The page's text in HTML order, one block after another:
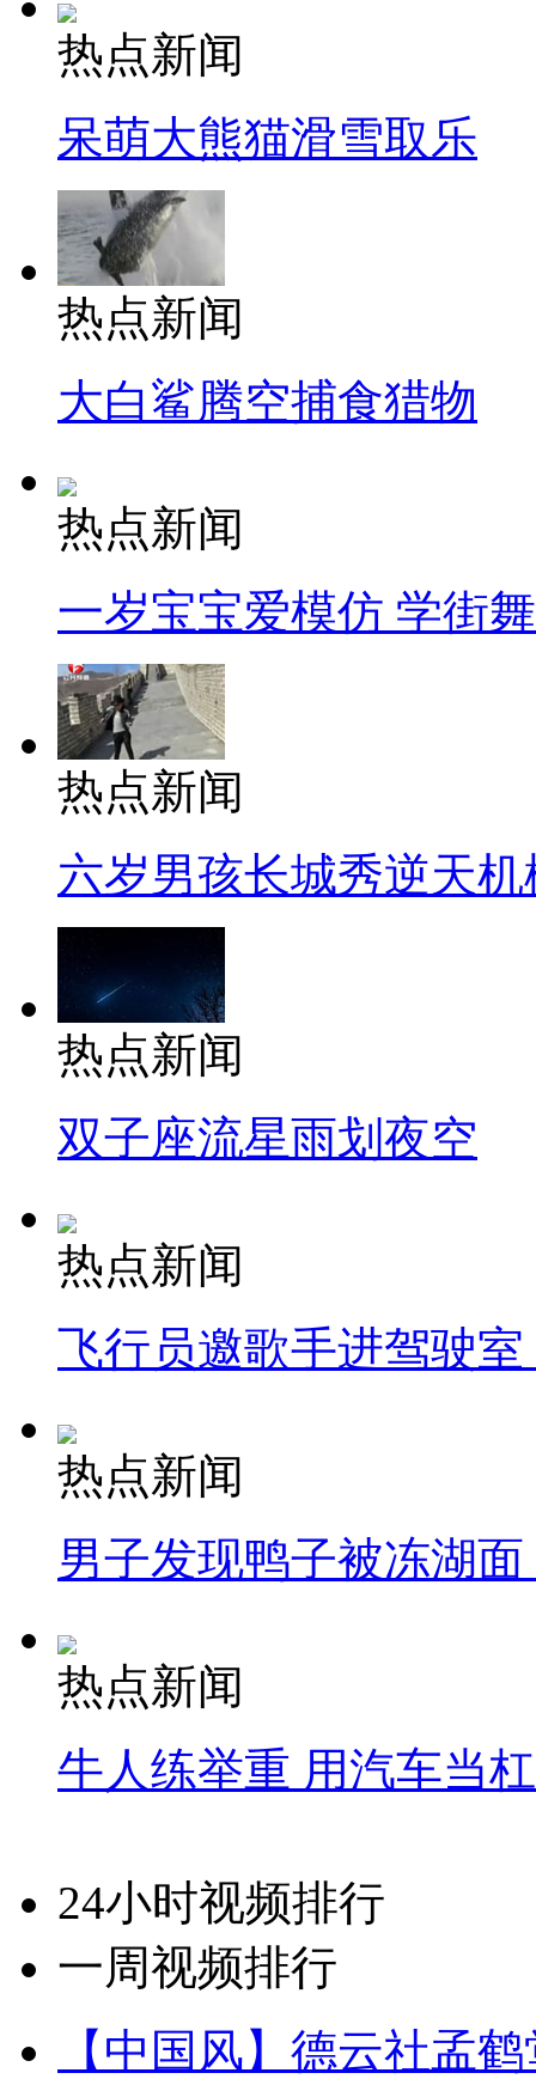
热点新闻
呆萌大熊猫滑雪取乐
热点新闻
大白鲨腾空捕食猎物
热点新闻
一岁宝宝爱模仿 学街
热点新闻
六岁男孩长城秀逆天机
热点新闻
双子座流星雨划夜空
热点新闻
飞行员邀歌手进驾驶
热点新闻
男子发现鸭子被冻湖
热点新闻
牛人练举重 用汽车当
24小时视频排行
一周视频排行
【中国风】德云社孟